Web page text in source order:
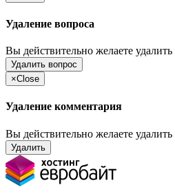
Удаление вопроса
Вы действительно желаете удалить
Удалить вопрос
×Close
Удаление комментария
Вы действительно желаете
Удалить